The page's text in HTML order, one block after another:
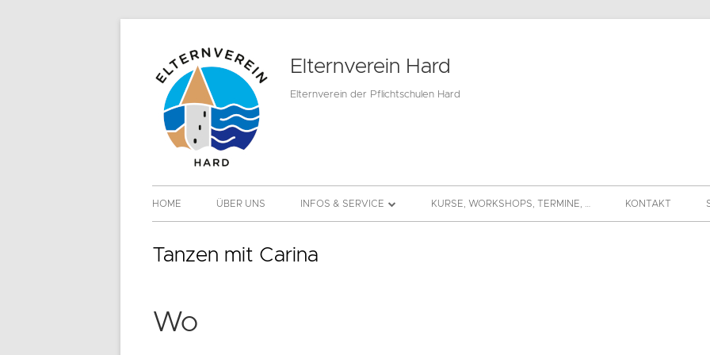
Elternverein Hard
Elternverein der Pflichtschulen Hard
Primäres
HOME ÜBER UNS INFOS & SERVICE KURSE, WORKSHOPS, TERMINE, … KONTAKT
Tanzen mit Carina
Wo